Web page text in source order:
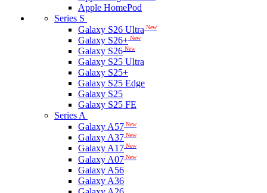
Apple HomePod
Series S
Galaxy S26 Ultra New
Galaxy S26+ New
Galaxy S26 New
Galaxy S25 Ultra
Galaxy S25+
Galaxy S25 Edge
Galaxy S25
Galaxy S25 FE
Series A
Galaxy A57 New
Galaxy A37 New
Galaxy A17 New
Galaxy A07 New
Galaxy A56
Galaxy A36